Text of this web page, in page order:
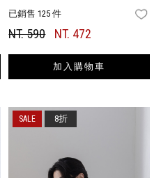
FAVORITES
已銷售 125 件
NT. 590 NT. 472
加入購物車
8折